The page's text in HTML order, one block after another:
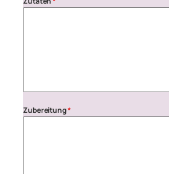
Zubereitung*